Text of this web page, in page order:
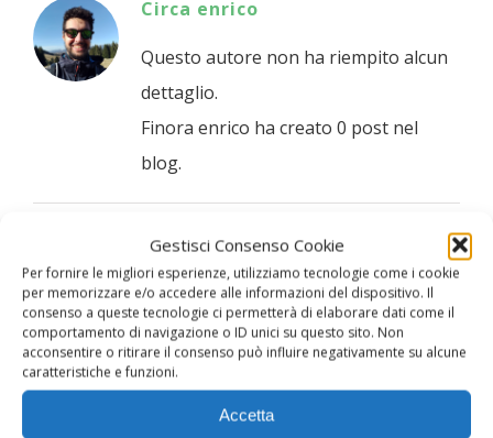
Gestisci Consenso Cookie
Per fornire le migliori esperienze, utilizziamo tecnologie come i cookie
per memorizzare e/o accedere alle informazioni del dispositivo. Il
consenso a queste tecnologie ci permetterà di elaborare dati come il
comportamento di navigazione o ID unici su questo sito. Non
acconsentire o ritirare il consenso può influire negativamente su alcune
caratteristiche e funzioni.
Accetta
Circa enrico
Questo autore non ha riempito alcun
dettaglio.
Finora enrico ha creato 0 post nel
blog.
Contatti